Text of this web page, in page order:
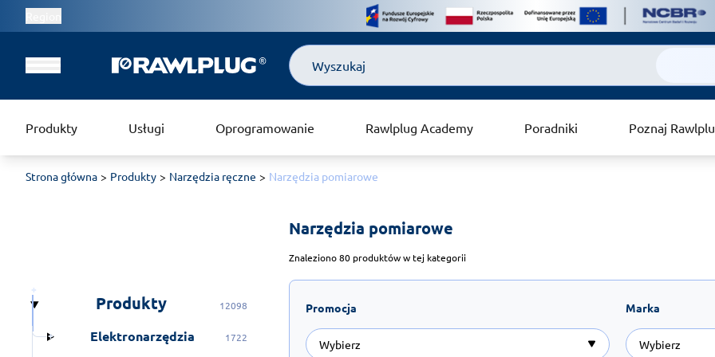
Szukaj
Produkty Usługi Oprogramowanie Rawlplug Academy Poradniki Poznaj
Strona główna Produkty Narzędzia ręczne Narzędzia pomiarowe
Produkty 12098
Elektronarzędzia 1722
Narzędzia pomiarowe
Znaleziono 80 produktów w tej kategorii
Promocja Marka